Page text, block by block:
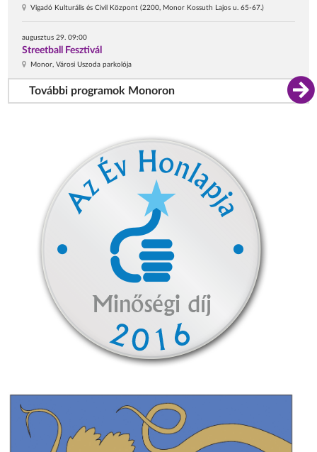
Vigadó Kulturális és Civil Központ (2200, Monor Kossuth Lajos u. 65-67.)
augusztus 29. 09:00
Streetball Fesztivál
Monor, Városi Uszoda parkolója
További programok Monoron